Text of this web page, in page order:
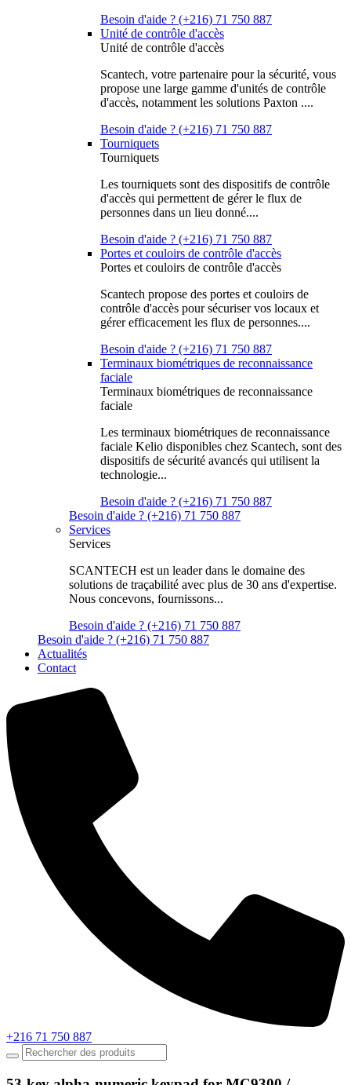
Besoin d'aide ? (+216) 71 750 887
Unité de contrôle d'accès
Unité de contrôle d'accès
Scantech, votre partenaire pour la sécurité, vous
propose une large gamme d'unités de contrôle
d'accès, notamment les solutions Paxton ....
Besoin d'aide ? (+216) 71 750 887
Tourniquets
Tourniquets
Les tourniquets sont des dispositifs de contrôle
d'accès qui permettent de gérer le flux de
personnes dans un lieu donné....
Besoin d'aide ? (+216) 71 750 887
Portes et couloirs de contrôle d'accès
Portes et couloirs de contrôle d'accès
Scantech propose des portes et couloirs de
contrôle d'accès pour sécuriser vos locaux et
gérer efficacement les flux de personnes....
Besoin d'aide ? (+216) 71 750 887
Terminaux biométriques de reconnaissance
faciale
Terminaux biométriques de reconnaissance
faciale
Les terminaux biométriques de reconnaissance
faciale Kelio disponibles chez Scantech, sont des
dispositifs de sécurité avancés qui utilisent la
technologie...
Besoin d'aide ? (+216) 71 750 887
Besoin d'aide ? (+216) 71 750 887
Services
Services
SCANTECH est un leader dans le domaine des
solutions de traçabilité avec plus de 30 ans d'expertise.
Nous concevons, fournissons...
Besoin d'aide ? (+216) 71 750 887
Besoin d'aide ? (+216) 71 750 887
Actualités
Contact
+216 71 750 887